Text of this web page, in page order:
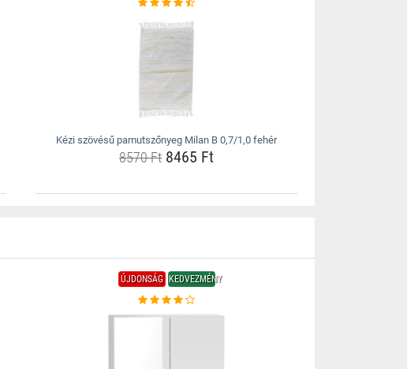
Kézi szövésű pamutszőnyeg Milan B 0,7/1,0 fehér
8570 Ft 8465 Ft
ÚJDONSÁG KEDVEZMÉNY